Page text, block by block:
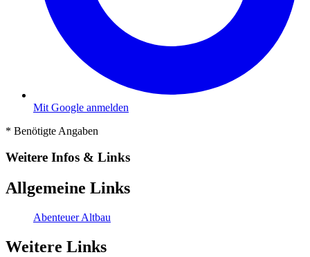
Mit Google anmelden
* Benötigte Angaben
Weitere Infos & Links
Allgemeine Links
Abenteuer Altbau
Weitere Links